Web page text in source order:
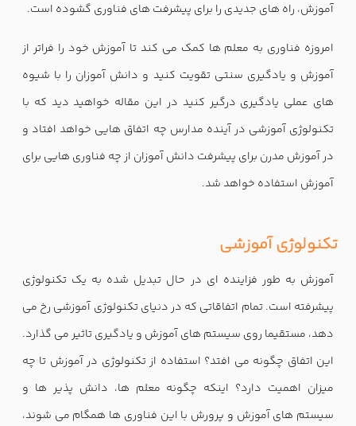
آموزش، راه های جدیدی را برای پیشرفت های فناوری گشوده است.
امروزه فناوری به معلم ها کمک می کند تا آموزش خود را فراتر از
آموزش و یادگیری سنتی تقویت کنید و دانش آموزان را با شیوه
های عملی یادگیری درگیر کنید در این مقاله خواهید دید که با
تکنولوژی آموزشی در آینده مدارس چه اتفاق هایی خواهد افتاد و
در آموزش مدرن برای پیشرفت دانش آموزان از چه فناوری هایی برای
آموزش استفاده خواهد شد.
تکنولوژی آموزشی
آموزش به طور فزاینده ای در حال تبدیل شده به یک تکنولوژی
پیشرفته است. تمام اتفاقاتی که در دنیای تکنولوژی آموزشی رخ می
دهد، مستقیما روی سیستم های آموزش و یادگیری تاثیر می گذارد.
این اتفاق چگونه می افتد؟ استفاده از تکنولوژی در آموزش تا چه
میزان اهمیت دارد؟ اینکه چگونه معلم ها، دانش پذیر ها و
سیستم های آموزش و پرورش با این فناوری ها همگام می شوند،